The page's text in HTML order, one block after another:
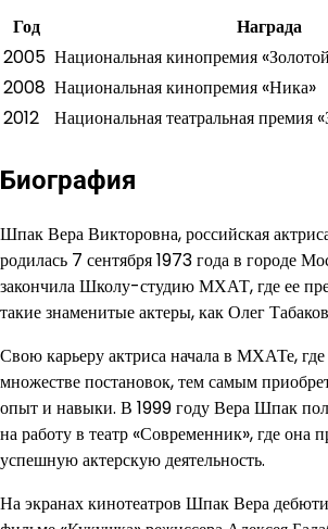
Год
Награда
2005 Национальная кинопремия
2008 Национальная кинопремия «Ника»
2012
Национальная театральная премия
Биография
Шпак Вера Викторовна, российская
родилась 7 сентября 1973 года в городе
закончила Школу-студию МХАТ, где ее
такие знаменитые актеры, как Олег
Свою карьеру актриса начала в МХАТе,
множестве постановок, тем самым
опыт и навыки. В 1999 году Вера Шпак
на работу в театр «Современник», где она
успешную актерскую деятельность.
На экранах кинотеатров Шпак Вера